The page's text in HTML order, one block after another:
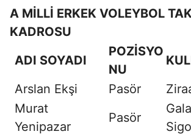
A MİLLİ ERKEK VOLEYBOL
KADROSU
ADI SOYADI
POZİSYO
NU
Arslan Ekşi
Pasör
Murat
Yenipazar
Pasör